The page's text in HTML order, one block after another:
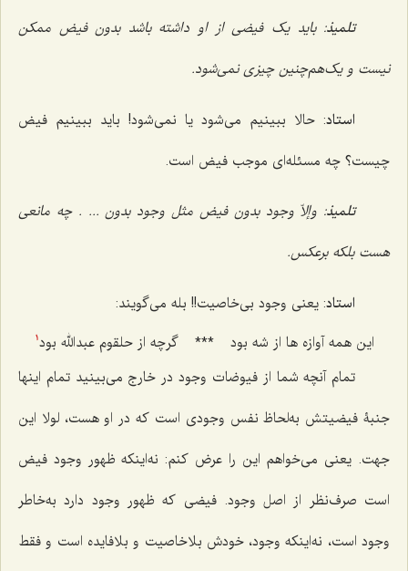
تلمیذ: باید یک فیضى از او داشته باشد بدون فیض ممکن
نیست و یک‌هم‌چنین چیزى نمى‌شود.
استاد: حالا ببینیم مى‌شود یا نمى‌شود! باید ببینیم فیض
چیست؟ چه مسئله‌اى موجب فیض است.
تلمیذ: وإلاّ وجود بدون فیض مثل وجود بدون ... . چه مانعى
هست بلکه برعکس.
استاد: یعنى وجود بى‌خاصیت!! بله مى‌گویند:
این همه آوازه ها از شه بود
*** گرچه از حلقوم عبدالله بود1
تمام آنچه شما از فیوضات وجود در خارج مى‌بینید تمام اینها
جنبۀ فیضیتش به‌لحاظ نفس وجودى است که در او هست، لولا این
جهت. یعنى مى‌خواهم این را عرض کنم: نه‌اینکه ظهور وجود فیض
است صرف‌نظر از اصل وجود. فیضى که ظهور وجود دارد به‌خاطر
وجود است، نه‌اینکه وجود، خودش بلاخاصیت و بلافایده است و فقط